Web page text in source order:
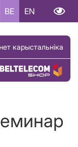
BE EN
карыстальніка
Купіць тавар